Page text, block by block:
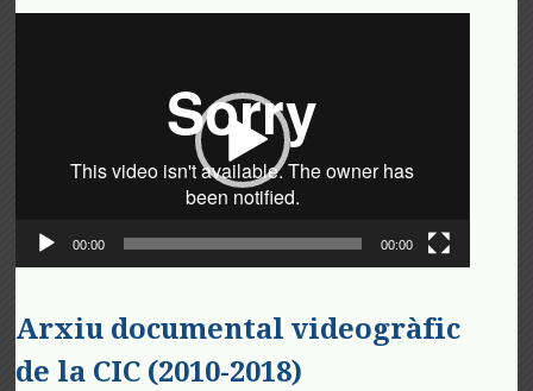
00:00 00:00
Arxiu documental videogràfic
de la CIC (2010-2018)